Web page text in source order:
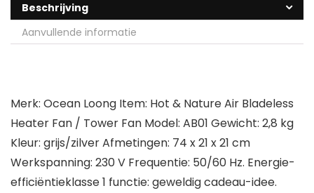
Beschrijving
Aanvullende informatie
Merk: Ocean Loong Item: Hot & Nature Air Bladeless
Heater Fan / Tower Fan Model: AB01 Gewicht: 2,8 kg
Kleur: grijs/zilver Afmetingen: 74 x 21 x 21 cm
Werkspanning: 230 V Frequentie: 50/60 Hz. Energie-
efficiëntieklasse 1 functie: geweldig cadeau-idee.